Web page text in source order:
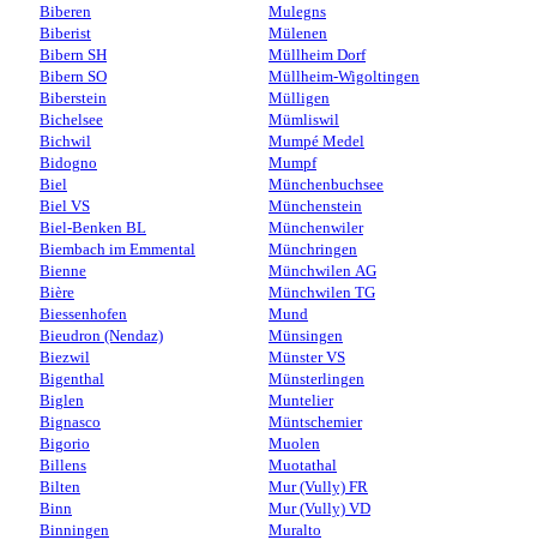
Biberen
Biberist
Bibern SH
Bibern SO
Biberstein
Bichelsee
Bichwil
Bidogno
Biel
Biel VS
Biel-Benken BL
Biembach im Emmental
Bienne
Bière
Biessenhofen
Bieudron (Nendaz)
Biezwil
Bigenthal
Biglen
Bignasco
Bigorio
Billens
Bilten
Binn
Binningen
Mulegns
Mülenen
Müllheim Dorf
Müllheim-Wigoltingen
Mülligen
Mümliswil
Mumpé Medel
Mumpf
Münchenbuchsee
Münchenstein
Münchenwiler
Münchringen
Münchwilen AG
Münchwilen TG
Mund
Münsingen
Münster VS
Münsterlingen
Muntelier
Müntschemier
Muolen
Muotathal
Mur (Vully) FR
Mur (Vully) VD
Muralto